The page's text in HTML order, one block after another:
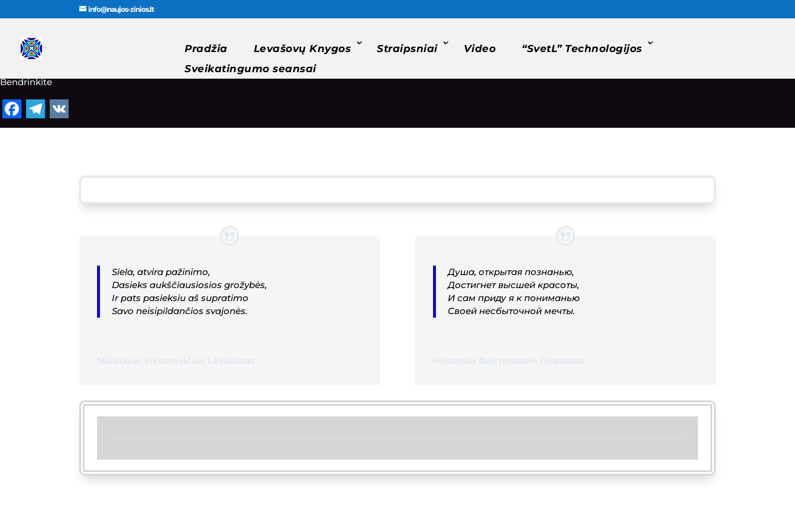
info@naujos-zinios.lt
Pradžia Levašovų Knygos Straipsniai Video
“SvetL” Technologijos
Sveikatingumo seansai
Bendrinkite
Facebook
Telegram
VK
Siela, atvira pažinimo,
Dasieks aukščiausiosios grožybės,
Ir pats pasieksiu aš supratimo
Savo neisipildančios svajonės.
Душа, открытая познанью,
Достигнет высшей красоты,
И сам приду я к пониманью
Своей несбыточной мечты.